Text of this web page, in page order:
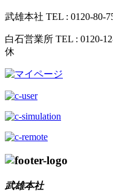
武雄本社 TEL : 0120-80-
白石営業所 TEL : 0120-
休
武雄本社